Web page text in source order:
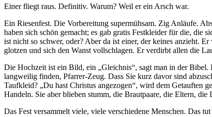
Einer fliegt raus. Definitiv. Warum? Weil er ein Arsch war.
Ein Riesenfest. Die Vorbereitung supermühsam. Zig Anläufe.
haben sich schön gemacht; es gab gratis Festkleider für die, die
ist nicht so schwer, oder? Aber da ist einer, der keines anzieht.
glotzen und sich den Wanst vollschlagen. Er verdirbt allen die
Die Hochzeit ist ein Bild, ein „Gleichnis“, sagt man in der
langweilig finden, Pfarrer-Zeug. Dass Sie kurz davor sind
Taufkleid? „Du hast Christus angezogen“, wird dem Getauften
Handeln. Sie aber blieben stumm, die Brautpaare, die Eltern,
Das Fest versammelt viele, viele verschiedene Menschen. Das